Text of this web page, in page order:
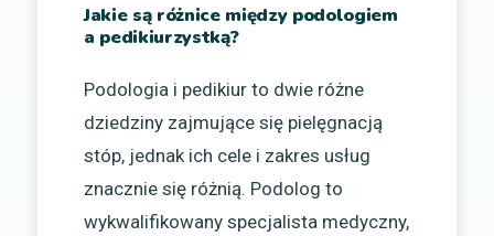
Jakie są różnice między podologiem
a pedikiurzystką?
Podologia i pedikiur to dwie różne
dziedziny zajmujące się pielęgnacją
stóp, jednak ich cele i zakres usług
znacznie się różnią. Podolog to
wykwalifikowany specjalista medyczny,